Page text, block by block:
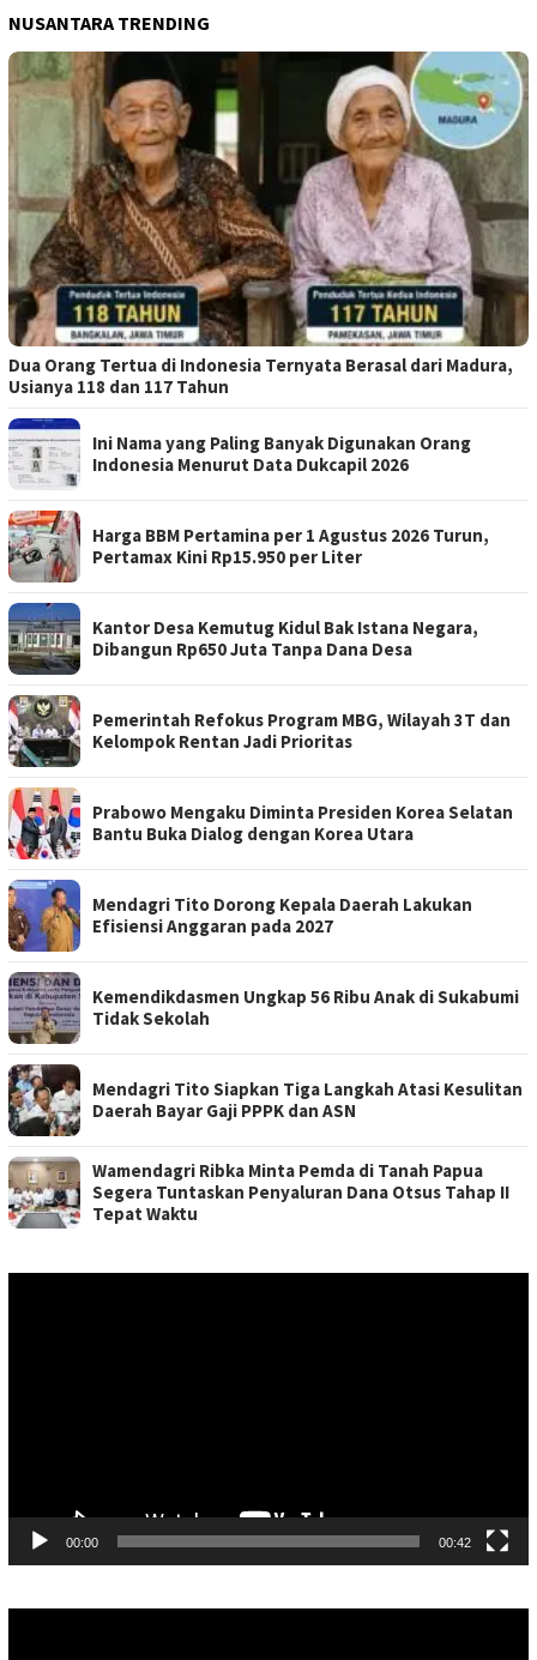
NUSANTARA TRENDING
Dua Orang Tertua di Indonesia Ternyata Berasal dari Madura,
Usianya 118 dan 117 Tahun
Ini Nama yang Paling Banyak Digunakan Orang
Indonesia Menurut Data Dukcapil 2026
Harga BBM Pertamina per 1 Agustus 2026 Turun,
Pertamax Kini Rp15.950 per Liter
Kantor Desa Kemutug Kidul Bak Istana Negara,
Dibangun Rp650 Juta Tanpa Dana Desa
Pemerintah Refokus Program MBG, Wilayah 3T dan
Kelompok Rentan Jadi Prioritas
Prabowo Mengaku Diminta Presiden Korea Selatan
Bantu Buka Dialog dengan Korea Utara
Mendagri Tito Dorong Kepala Daerah Lakukan
Efisiensi Anggaran pada 2027
Kemendikdasmen Ungkap 56 Ribu Anak di Sukabumi
Tidak Sekolah
Mendagri Tito Siapkan Tiga Langkah Atasi Kesulitan
Daerah Bayar Gaji PPPK dan ASN
Wamendagri Ribka Minta Pemda di Tanah Papua
Segera Tuntaskan Penyaluran Dana Otsus Tahap II
Tepat Waktu
00:00 00:42